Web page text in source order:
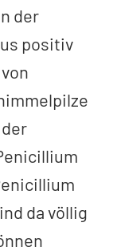
der
positiv
da völlig